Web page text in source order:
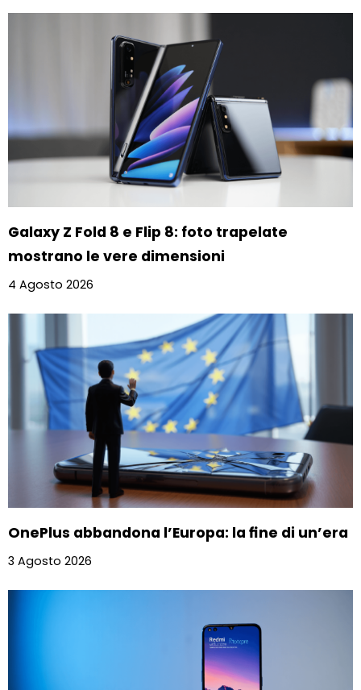
Galaxy Z Fold 8 e Flip 8: foto trapelate
mostrano le vere dimensioni
4 Agosto 2026
OnePlus abbandona l’Europa: la fine di un’era
3 Agosto 2026